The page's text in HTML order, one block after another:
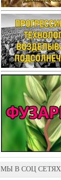
МЫ В СОЦ СЕТЯХ